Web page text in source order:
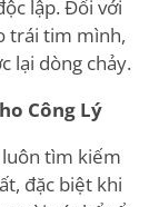
lập. Đối với
trái tim mình,
lại dòng chảy.
Công Lý
luôn tìm kiếm
đặc biệt khi